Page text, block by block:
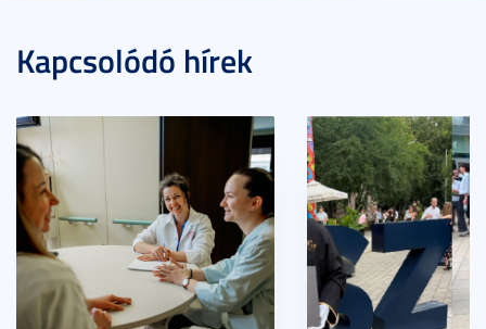
Kapcsolódó hírek